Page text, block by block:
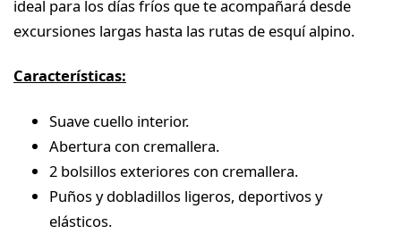
ideal para los días fríos que te acompañará desde
excursiones largas hasta las rutas de esquí alpino.
Características:
Suave cuello interior.
Abertura con cremallera.
2 bolsillos exteriores con cremallera.
Puños y dobladillos ligeros, deportivos y
elásticos.